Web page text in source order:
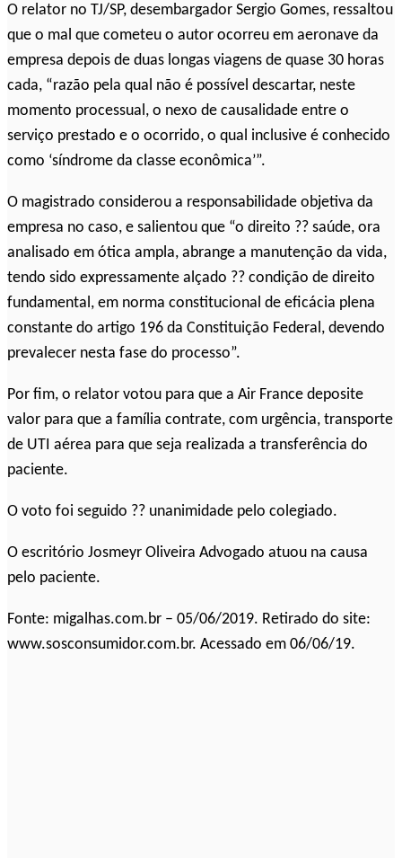
O relator no TJ/SP, desembargador Sergio Gomes, ressaltou
que o mal que cometeu o autor ocorreu em aeronave da
empresa depois de duas longas viagens de quase 30 horas
cada, “razão pela qual não é possível descartar, neste
momento processual, o nexo de causalidade entre o
serviço prestado e o ocorrido, o qual inclusive é conhecido
como ‘síndrome da classe econômica’”.
O magistrado considerou a responsabilidade objetiva da
empresa no caso, e salientou que “o direito ?? saúde, ora
analisado em ótica ampla, abrange a manutenção da vida,
tendo sido expressamente alçado ?? condição de direito
fundamental, em norma constitucional de eficácia plena
constante do artigo 196 da Constituição Federal, devendo
prevalecer nesta fase do processo”.
Por fim, o relator votou para que a Air France deposite
valor para que a família contrate, com urgência, transporte
de UTI aérea para que seja realizada a transferência do
paciente.
O voto foi seguido ?? unanimidade pelo colegiado.
O escritório Josmeyr Oliveira Advogado atuou na causa
pelo paciente.
Fonte: migalhas.com.br – 05/06/2019. Retirado do site:
www.sosconsumidor.com.br. Acessado em 06/06/19.